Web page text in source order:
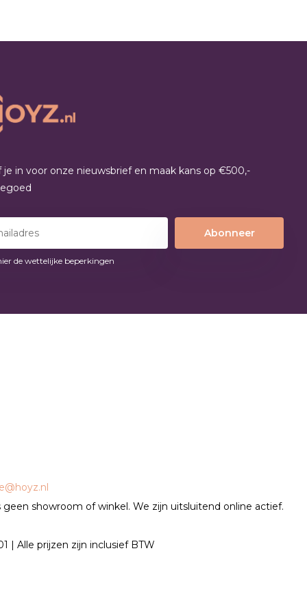
je in voor onze nieuwsbrief en maak kans op €500,-
Abonneer
de wettelijke beperkingen
geen showroom of winkel. We zijn uitsluitend online actief.
| Alle prijzen zijn inclusief BTW